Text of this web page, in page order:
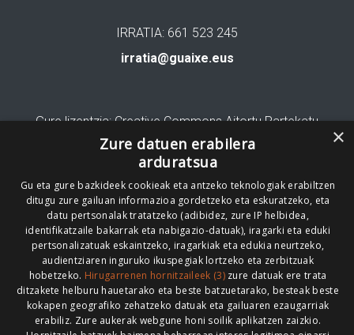
IRRATIA: 661 523 245
irratia@guaixe.eus
Gure lizentzia: Creative Commons Aitortu Partekatu
Codesyntaxek garatua
HONI BURUZ LEGE OHARRA PUBLIZITATEA
ARAUAK HARREMANETARAKO RSS
×
Zure datuen erabilera
arduratsua
Gu eta gure bazkideek cookieak eta antzeko teknologiak erabiltzen
ditugu zure gailuan informazioa gordetzeko eta eskuratzeko, eta
datu pertsonalak tratatzeko (adibidez, zure IP helbidea,
identifikatzaile bakarrak eta nabigazio-datuak), iragarki eta eduki
pertsonalizatuak eskaintzeko, iragarkiak eta edukia neurtzeko,
audientziaren inguruko ikuspegiak lortzeko eta zerbitzuak
hobetzeko. Hirugarrenen hornitzaileek (3)zure datuak ere trata
ditzakete helburu hauetarako eta beste batzuetarako, besteak beste
kokapen geografiko zehatzeko datuak eta gailuaren ezaugarriak
erabiliz. Zure aukerak webgune honi soilik aplikatzen zaizkio.